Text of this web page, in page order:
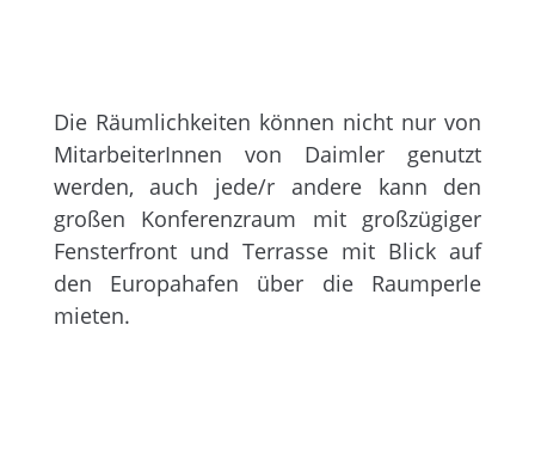
Die Räumlichkeiten können nicht nur von
MitarbeiterInnen von Daimler genutzt
werden, auch jede/r andere kann den
großen Konferenzraum mit großzügiger
Fensterfront und Terrasse mit Blick auf
den Europahafen über die Raumperle
mieten.